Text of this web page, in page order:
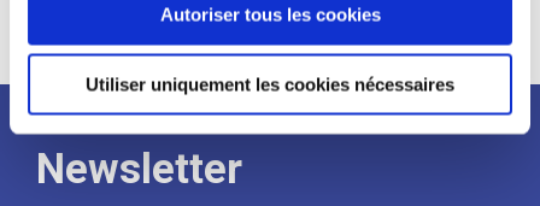
Autoriser tous les cookies
Utiliser uniquement les cookies nécessaires
recrutement
Newsletter